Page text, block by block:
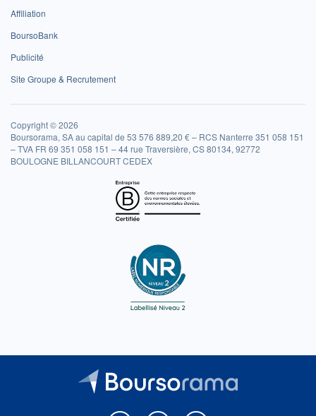
Affiliation
BoursoBank
Publicité
Site Groupe & Recrutement
Copyright © 2026
Boursorama, SA au capital de 53 576 889,20 € – RCS Nanterre 351 058 151
– TVA FR 69 351 058 151 – 44 rue Traversière, CS 80134, 92772
BOULOGNE BILLANCOURT CEDEX